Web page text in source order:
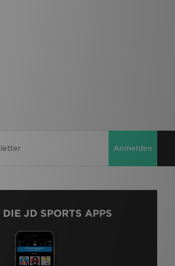
Anmelden
JD SPORTS APPS